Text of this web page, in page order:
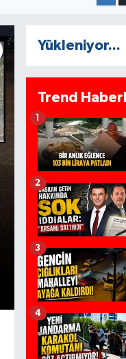
Yükleniyor...
Trend
1
2
3
4